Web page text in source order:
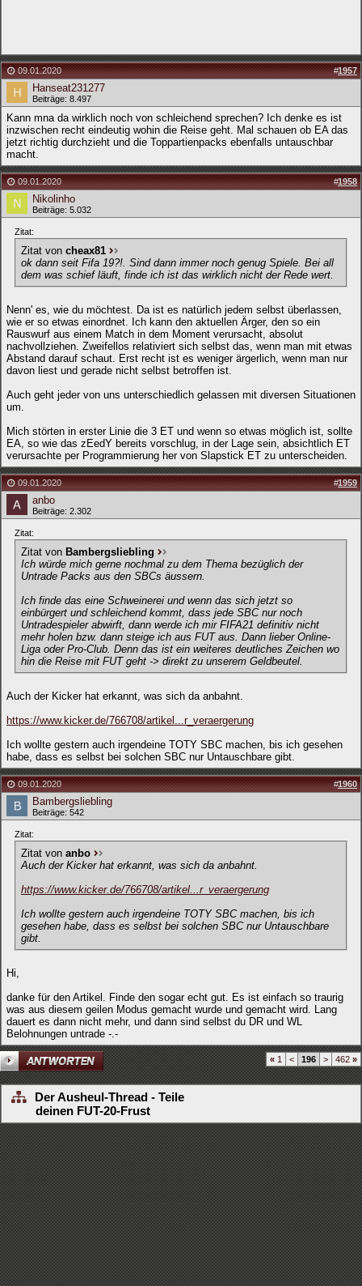
09.01.2020 #1957
Hanseat231277
Beiträge: 8.497
Kann mna da wirklich noch von schleichend sprechen? Ich denke es ist
inzwischen recht eindeutig wohin die Reise geht. Mal schauen ob EA das
jetzt richtig durchzieht und die Toppartienpacks ebenfalls untauschbar
macht.
09.01.2020 #1958
Nikolinho
Beiträge: 5.032
Zitat:
Zitat von cheax81
ok dann seit Fifa 19?!. Sind dann immer noch genug Spiele. Bei all
dem was schief läuft, finde ich ist das wirklich nicht der Rede wert.
Nenn' es, wie du möchtest. Da ist es natürlich jedem selbst überlassen,
wie er so etwas einordnet. Ich kann den aktuellen Ärger, den so ein
Rauswurf aus einem Match in dem Moment verursacht, absolut
nachvollziehen. Zweifellos relativiert sich selbst das, wenn man mit etwas
Abstand darauf schaut. Erst recht ist es weniger ärgerlich, wenn man nur
davon liest und gerade nicht selbst betroffen ist.
Auch geht jeder von uns unterschiedlich gelassen mit diversen Situationen
um.
Mich störten in erster Linie die 3 ET und wenn so etwas möglich ist, sollte
EA, so wie das zEedY bereits vorschlug, in der Lage sein, absichtlich ET
verursachte per Programmierung her von Slapstick ET zu unterscheiden.
09.01.2020 #1959
anbo
Beiträge: 2.302
Zitat:
Zitat von Bambergsliebling
Ich würde mich gerne nochmal zu dem Thema bezüglich der
Untrade Packs aus den SBCs äussern.
Ich finde das eine Schweinerei und wenn das sich jetzt so
einbürgert und schleichend kommt, dass jede SBC nur noch
Untradespieler abwirft, dann werde ich mir FIFA21 definitiv nicht
mehr holen bzw. dann steige ich aus FUT aus. Dann lieber Online-
Liga oder Pro-Club. Denn das ist ein weiteres deutliches Zeichen wo
hin die Reise mit FUT geht -> direkt zu unserem Geldbeutel.
Auch der Kicker hat erkannt, was sich da anbahnt.
https://www.kicker.de/766708/artikel...r_veraergerung
Ich wollte gestern auch irgendeine TOTY SBC machen, bis ich gesehen
habe, dass es selbst bei solchen SBC nur Untauschbare gibt.
09.01.2020 #1960
Bambergsliebling
Beiträge: 542
Zitat:
Zitat von anbo
Auch der Kicker hat erkannt, was sich da anbahnt.
https://www.kicker.de/766708/artikel...r_veraergerung
Ich wollte gestern auch irgendeine TOTY SBC machen, bis ich
gesehen habe, dass es selbst bei solchen SBC nur Untauschbare
gibt.
Hi,
danke für den Artikel. Finde den sogar echt gut. Es ist einfach so traurig
was aus diesem geilen Modus gemacht wurde und gemacht wird. Lang
dauert es dann nicht mehr, und dann sind selbst du DR und WL
Belohnungen untrade -.-
« 1 < 196 > 462 »
Der Ausheul-Thread - Teile
deinen FUT-20-Frust